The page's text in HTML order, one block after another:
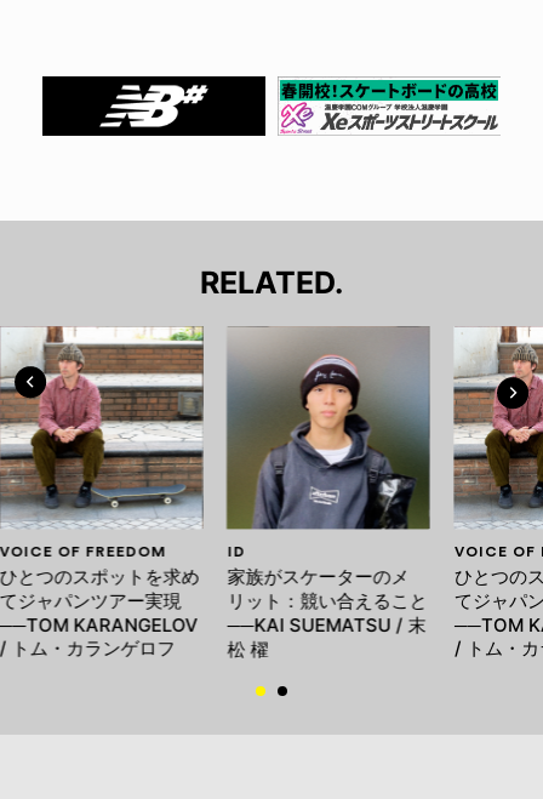
RELATED.
VOICE OF FREEDOM
ひとつのスポットを求め
てジャパンツアー実現
──TOM KARANGELOV
/ トム・カランゲロフ
ID
家族がスケーターのメ
リット：競い合えること
──KAI SUEMATSU / 末
松 櫂
VOICE OF
ひとつの
てジャパ
──TOM
/ トム・